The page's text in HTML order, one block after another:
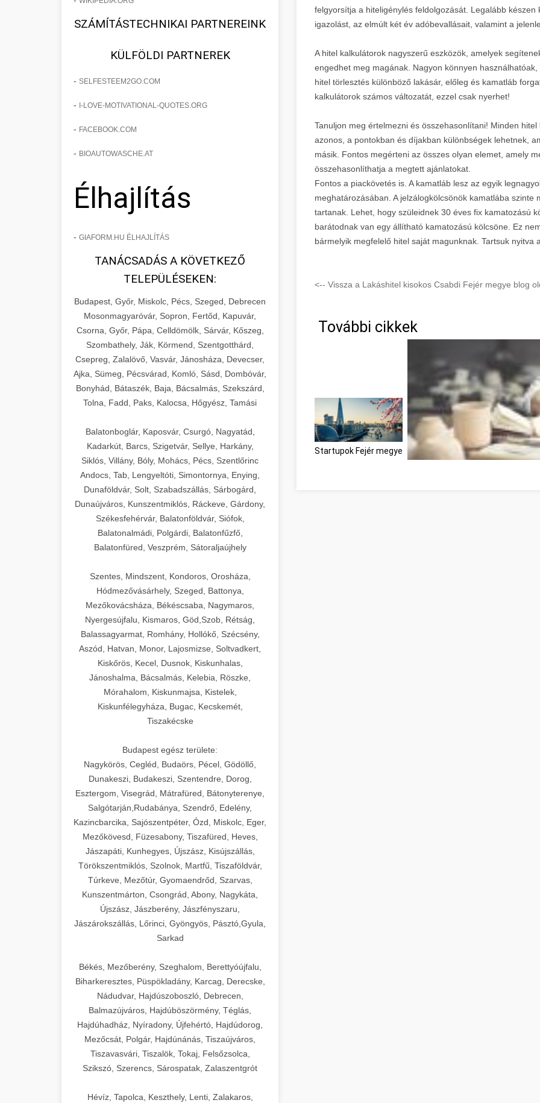
SZÁMÍTÁSTECHNIKAI PARTNEREINK
KÜLFÖLDI PARTNEREK
- SELFESTEEM2GO.COM
- I-LOVE-MOTIVATIONAL-QUOTES.ORG
- FACEBOOK.COM
- BIOAUTOWASCHE.AT
Élhajlítás
- GIAFORM.HU ÉLHAJLÍTÁS
TANÁCSADÁS A KÖVETKEZŐ
TELEPÜLÉSEKEN:
Budapest, Győr, Miskolc, Pécs, Szeged, Debrecen
Mosonmagyaróvár, Sopron, Fertőd, Kapuvár,
Csorna, Győr, Pápa, Celldömölk, Sárvár, Kőszeg,
Szombathely, Ják, Körmend, Szentgotthárd,
Csepreg, Zalalövő, Vasvár, Jánosháza, Devecser,
Ajka, Sümeg, Pécsvárad, Komló, Sásd, Dombóvár,
Bonyhád, Bátaszék, Baja, Bácsalmás, Szekszárd,
Tolna, Fadd, Paks, Kalocsa, Hőgyész, Tamási
Balatonboglár, Kaposvár, Csurgó, Nagyatád,
Kadarkút, Barcs, Szigetvár, Sellye, Harkány,
Siklós, Villány, Bóly, Mohács, Pécs, Szentlőrinc
Andocs, Tab, Lengyeltóti, Simontornya, Enying,
Dunaföldvár, Solt, Szabadszállás, Sárbogárd,
Dunaújváros, Kunszentmiklós, Ráckeve, Gárdony,
Székesfehérvár, Balatonföldvár, Siófok,
Balatonalmádi, Polgárdi, Balatonfűzfő,
Balatonfüred, Veszprém, Sátoraljaújhely
Szentes, Mindszent, Kondoros, Orosháza,
Hódmezővásárhely, Szeged, Battonya,
Mezőkovácsháza, Békéscsaba, Nagymaros,
Nyergesújfalu, Kismaros, Göd,Szob, Rétság,
Balassagyarmat, Romhány, Hollókő, Szécsény,
Aszód, Hatvan, Monor, Lajosmizse, Soltvadkert,
Kiskőrös, Kecel, Dusnok, Kiskunhalas,
Jánoshalma, Bácsalmás, Kelebia, Röszke,
Mórahalom, Kiskunmajsa, Kistelek,
Kiskunfélegyháza, Bugac, Kecskemét,
Tiszakécske
Budapest egész területe:
Nagykörös, Cegléd, Budaörs, Pécel, Gödöllő,
Dunakeszi, Budakeszi, Szentendre, Dorog,
Esztergom, Visegrád, Mátrafüred, Bátonyterenye,
Salgótarján,Rudabánya, Szendrő, Edelény,
Kazincbarcika, Sajószentpéter, Ózd, Miskolc, Eger,
Mezőkövesd, Füzesabony, Tiszafüred, Heves,
Jászapáti, Kunhegyes, Újszász, Kisújszállás,
Törökszentmiklós, Szolnok, Martfű, Tiszaföldvár,
Túrkeve, Mezőtúr, Gyomaendrőd, Szarvas,
Kunszentmárton, Csongrád, Abony, Nagykáta,
Újszász, Jászberény, Jászfényszaru,
Jászárokszállás, Lőrinci, Gyöngyös, Pásztó,Gyula,
Sarkad
Békés, Mezőberény, Szeghalom, Berettyóújfalu,
Biharkeresztes, Püspökladány, Karcag, Derecske,
Nádudvar, Hajdúszoboszló, Debrecen,
Balmazújváros, Hajdúböszörmény, Téglás,
Hajdúhadház, Nyíradony, Újfehértó, Hajdúdorog,
Mezőcsát, Polgár, Hajdúnánás, Tiszaújváros,
Tiszavasvári, Tiszalök, Tokaj, Felsőzsolca,
Szikszó, Szerencs, Sárospatak, Zalaszentgrót
Hévíz, Tapolca, Keszthely, Lenti, Zalakaros,
felgyorsítja a hiteligénylés feldolgozását. Legalább
igazolást, az elmúlt két év adóbevallásait, valamint a
A hitel kalkulátorok nagyszerű eszközök, amelyek
engedhet meg magának. Nagyon könnyen
hitel törlesztés különböző lakásár, előleg és kamatláb
kalkulátorok számos változatát, ezzel csak nyerhet!
Tanuljon meg értelmezni és összehasonlítani! Minden
azonos, a pontokban és díjakban különbségek lehetnek,
másik. Fontos megérteni az összes olyan elemet, amely
összehasonlíthatja a megtett ajánlatokat.
Fontos a piackövetés is. A kamatláb lesz az egyik
meghatározásában. A jelzálogkölcsönök kamatlába
tartanak. Lehet, hogy szüleidnek 30 éves fix kamatozású
barátodnak van egy állítható kamatozású kölcsöne. Ez
bármelyik megfelelő hitel saját magunknak. Tartsuk nyitva
<-- Vissza a Lakáshitel kisokos Csabdi Fejér megye blog
További cikkek
Startupok Fejér megye